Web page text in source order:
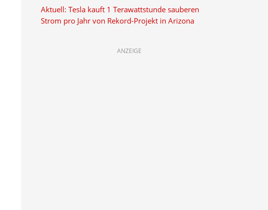
Aktuell: Tesla kauft 1 Terawattstunde sauberen
Strom pro Jahr von Rekord-Projekt in Arizona
ANZEIGE